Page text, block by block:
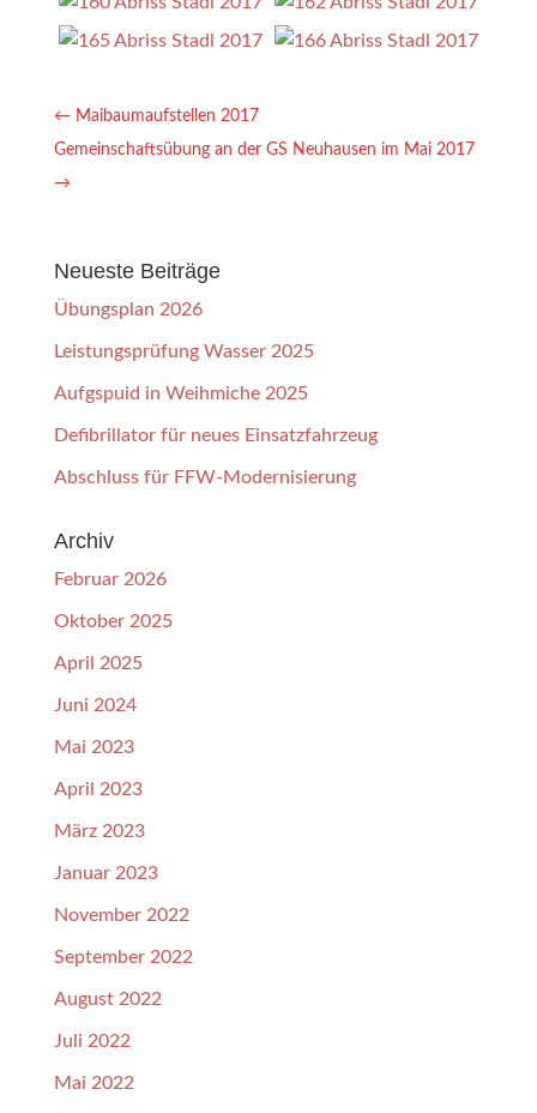
←Maibaumaufstellen 2017
Gemeinschaftsübung an der GS Neuhausen im Mai 2017
→
Neueste Beiträge
Übungsplan 2026
Leistungsprüfung Wasser 2025
Aufgspuid in Weihmiche 2025
Defibrillator für neues Einsatzfahrzeug
Abschluss für FFW-Modernisierung
Archiv
Februar 2026
Oktober 2025
April 2025
Juni 2024
Mai 2023
April 2023
März 2023
Januar 2023
November 2022
September 2022
August 2022
Juli 2022
Mai 2022